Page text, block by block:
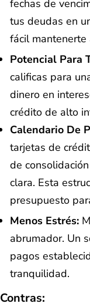
fechas de
tus deudas en
fácil mantenerte
Potencial Para
calificas para
dinero en
crédito de alto
Calendario De
tarjetas de
de
clara. Esta
presupuesto
Menos Estrés:
abrumador. Un
pagos
tranquilidad.
Contras: